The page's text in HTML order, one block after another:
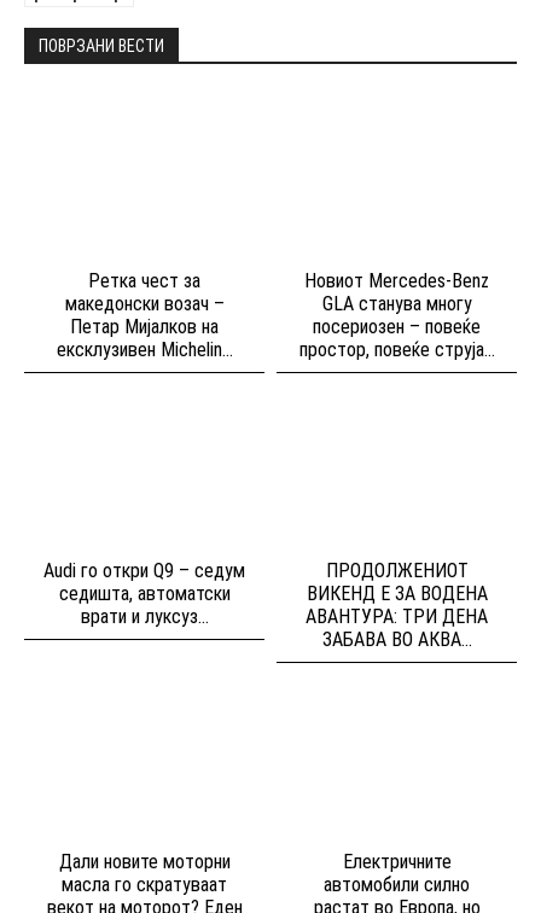
ПОВРЗАНИ ВЕСТИ
Ретка чест за
македонски возач –
Петар Мијалков на
ексклузивен Michelin...
Новиот Mercedes-Benz
GLA станува многу
посериозен – повеќе
простор, повеќе струја...
Audi го откри Q9 – седум
седишта, автоматски
врати и луксуз...
ПРОДОЛЖЕНИОТ
ВИКЕНД Е ЗА ВОДЕНА
АВАНТУРА: ТРИ ДЕНА
ЗАБАВА ВО АКВА...
Дали новите моторни
масла го скратуваат
векот на моторот? Еден
Електричните
автомобили силно
растат во Европа, но